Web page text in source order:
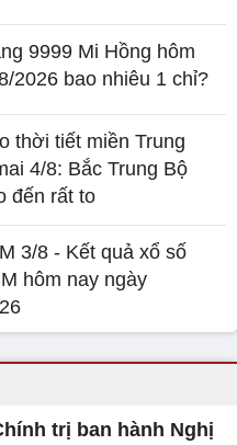
9999 Mi Hồng hôm
2026 bao nhiêu 1 chỉ?
thời tiết miền Trung
4/8: Bắc Trung Bộ
đến rất to
3/8 - Kết quả xổ số
hôm nay ngày
trị ban hành Nghị